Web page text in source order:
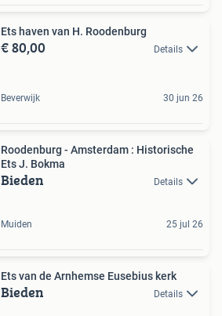
Ets haven van H. Roodenburg
€ 80,00 Details
Beverwijk 30 jun 26
Roodenburg - Amsterdam : Historische
Ets J. Bokma
Bieden Details
Muiden 25 jul 26
Ets van de Arnhemse Eusebius kerk
Bieden Details